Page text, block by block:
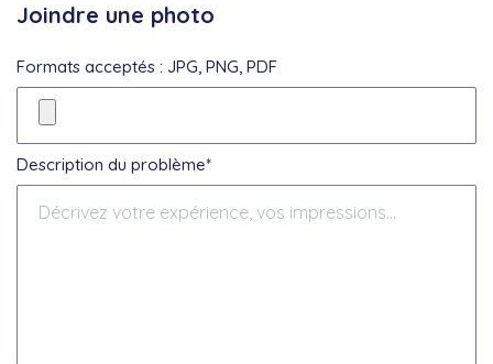
Joindre une photo
Formats acceptés : JPG, PNG, PDF
Description du problème*